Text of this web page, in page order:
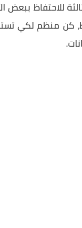
للاحتفاظ ببعض
كن منظم لكي